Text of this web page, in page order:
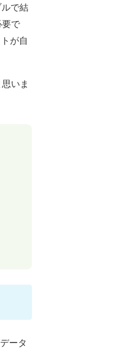
で結
要で
が自
いま
ータ